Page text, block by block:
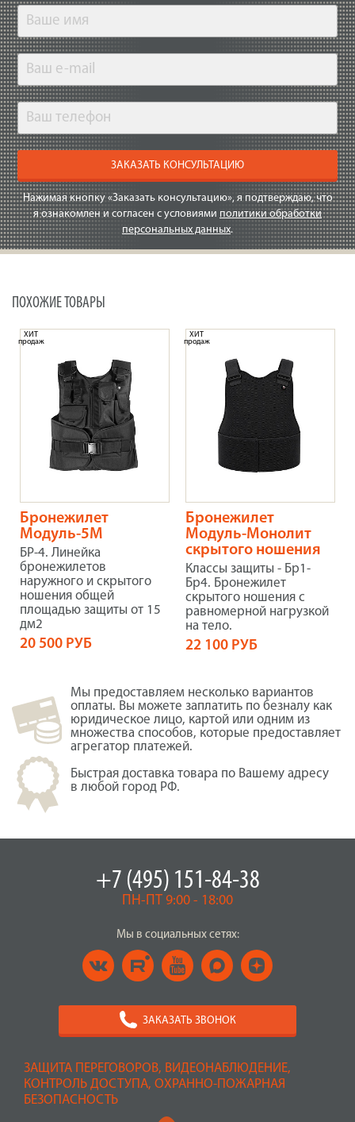
ЗАКАЗАТЬ КОНСУЛЬТАЦИЮ
Нажимая кнопку «Заказать консультацию», я подтверждаю, что
я ознакомлен и согласен с условиями политики обработки
персональных данных.
ПОХОЖИЕ ТОВАРЫ
Бронежилет
Модуль-5М
БР-4. Линейка
бронежилетов
наружного и скрытого
ношения общей
площадью защиты от 15
дм2
ХИТ
продаж
20 500 РУБ
Бронежилет
Модуль-Монолит
скрытого ношения
Классы защиты - Бр1-
Бр4. Бронежилет
скрытого ношения с
равномерной нагрузкой
на тело.
ХИТ
продаж
22 100 РУБ
Мы предоставляем несколько вариантов
оплаты. Вы можете заплатить по безналу как
юридическое лицо, картой или одним из
множества способов, которые предоставляет
агрегатор платежей.
Быстрая доставка товара по Вашему адресу
в любой город РФ.
ЗАЩИТА ПЕРЕГОВОРОВ, ВИДЕОНАБЛЮДЕНИЕ,
КОНТРОЛЬ ДОСТУПА, ОХРАННО-ПОЖАРНАЯ
БЕЗОПАСНОСТЬ
+7 (495) 151-84-38
ПН-ПТ 9:00 - 18:00
Мы в социальных сетях:
ЗАКАЗАТЬ ЗВОНОК